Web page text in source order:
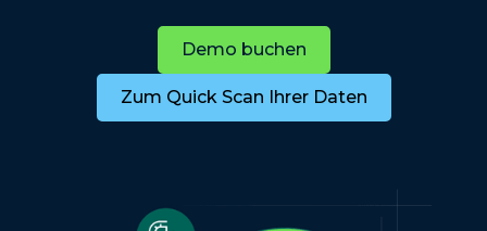
Demo buchen
Zum Quick Scan Ihrer Daten